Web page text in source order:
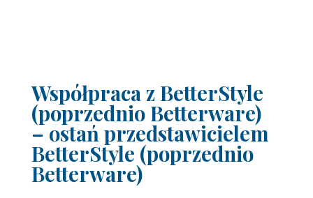
Współpraca z BetterStyle
(poprzednio Betterware)
– ostań przedstawicielem
BetterStyle (poprzednio
Betterware)